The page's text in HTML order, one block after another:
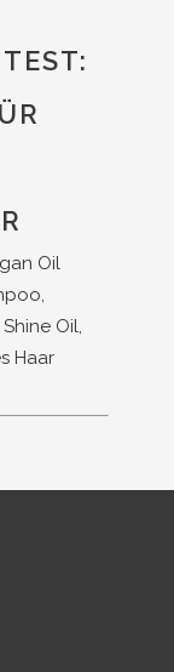
Oil
Oil,
Haar